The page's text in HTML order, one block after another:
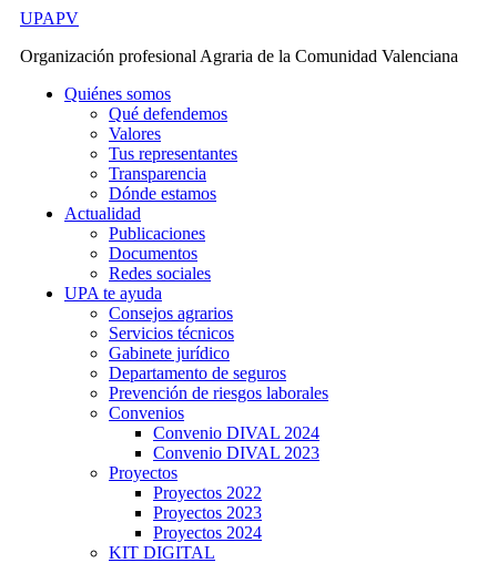
contenido
UPAPV
Organización profesional Agraria de la Comunidad Valenciana
Quiénes somos
Qué defendemos
Valores
Tus representantes
Transparencia
Dónde estamos
Actualidad
Publicaciones
Documentos
Redes sociales
UPA te ayuda
Consejos agrarios
Servicios técnicos
Gabinete jurídico
Departamento de seguros
Prevención de riesgos laborales
Convenios
Convenio DIVAL 2024
Convenio DIVAL 2023
Proyectos
Proyectos 2022
Proyectos 2023
Proyectos 2024
KIT DIGITAL